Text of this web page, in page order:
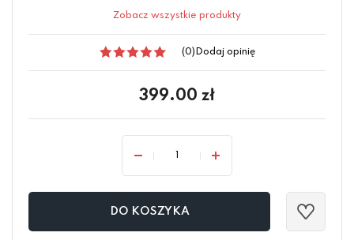
Zobacz wszystkie produkty
(0) Dodaj opinię
399.00 zł
DO KOSZYKA